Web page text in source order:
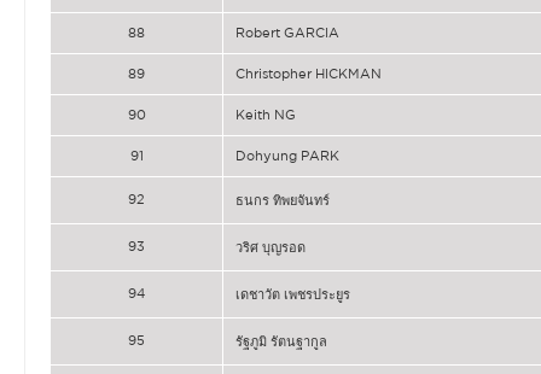
88 Robert GARCIA
89 Christopher HICKMAN
90 Keith NG
91 Dohyung PARK
92 ธนกร ทิพยจันทร์
93 วริศ บุญรอด
94 เดชาวัต เพชรประยูร
95 รัฐภูมิ รัตนฐากูล